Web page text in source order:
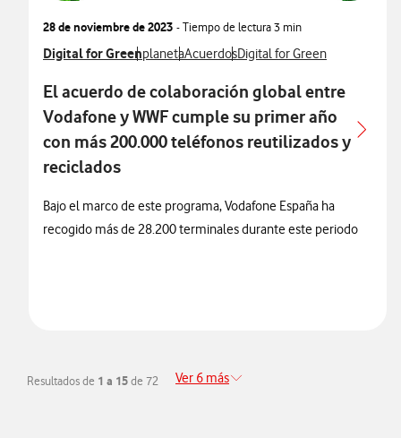
28 de noviembre de 2023 - Tiempo de lectura3 min
Ver más notas de prensa relacionados con
Digital for GreenVer más notas de prensa relacionados con
planetaVer más notas de prensa relacionados
AcuerdosVer más notas de prensa
Digital for Green
El acuerdo de colaboración global entre
Vodafone y WWF cumple su primer año
con más 200.000 teléfonos reutilizados y
reciclados
Bajo el marco de este programa, Vodafone España ha
recogido más de 28.200 terminales durante este periodo
Resultados de 1 a 15de 72 Ver 6 más